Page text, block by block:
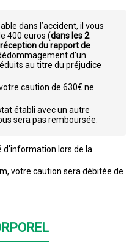
dans l’accident, il vous
400 euros (dans les 2
du rapport de
d’un
au titre du préjudice
caution de 630€ ne
établi avec un autre
sera pas remboursée.
d'information lors de la
votre caution sera débitée de